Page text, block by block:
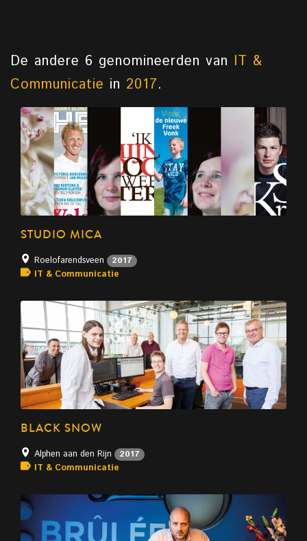
De andere 6 genomineerden van IT &
Communicatie in 2017.
STUDIO MICA
Roelofarendsveen 2017
IT & Communicatie
BLACK SNOW
Alphen aan den Rijn 2017
IT & Communicatie